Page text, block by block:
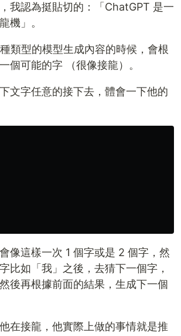
我認為挺貼切的：「ChatGPT 是一
機」。
類型的模型生成內容的時候，會根
個可能的字 （很像接龍）。
文字任意的接下去，體會一下他的
像這樣一次 1 個字或是 2 個字，然
比如「我」之後，去猜下一個字，
後再根據前面的結果，生成下一個
在接龍，他實際上做的事情就是推